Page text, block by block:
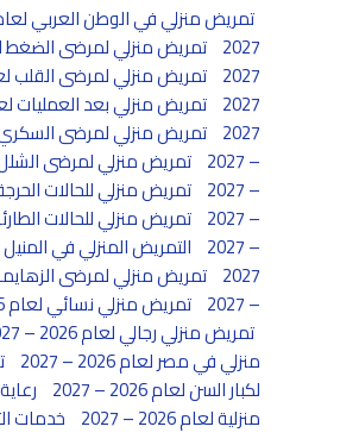
2027
2027
2027
2027
– 2027
– 2027
– 2027
– 2027
2027
– 2027
تمريض منزلي نسائي لعام 2026 – 2027
تمريض منزلي رجالي لعام 2026 – 2027
منزلي في مصر لعام 2026 – 2027
لكبار السن لعام 2026 – 2027
منزلية لعام 2026 – 2027
خدمات